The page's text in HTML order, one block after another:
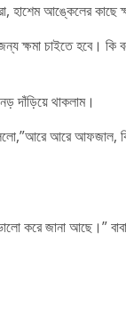
আঙ্কেলের কাছে
ক্ষমা চাইতে হবে।
দাঁড়িয়ে থাকলাম।
আরে আফজাল,
করে জানা আছে।”